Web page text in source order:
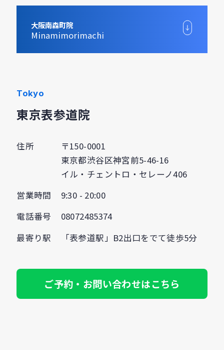
大阪南森町院
Minamimorimachi
Tokyo
東京表参道院
住所
〒150-0001
東京都渋谷区神宮前5-46-16
イル・チェントロ・セレーノ406
営業時間
9:30 - 20:00
電話番号
08072485374
最寄り駅
「表参道駅」B2出口をでて徒歩5分
ご予約・お問い合わせはこちら